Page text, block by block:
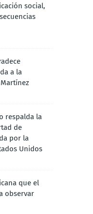
social,
a la
respalda la
de
por la
Unidos
que el
observar